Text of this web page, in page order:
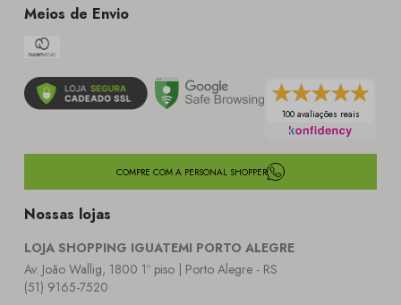
Meios de Envio
100 avaliações reais
COMPRE COM A PERSONAL SHOPPER
Nossas lojas
LOJA SHOPPING IGUATEMI PORTO ALEGRE
Av. João Wallig, 1800 1º piso | Porto Alegre - RS
(51) 9165-7520